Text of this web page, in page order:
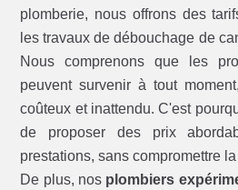
plomberie, nous offrons des
les travaux de débouchage de
Nous comprenons que les
peuvent survenir à tout
coûteux et inattendu. C'est
de proposer des prix
prestations, sans compromettre
De plus, nos plombiers